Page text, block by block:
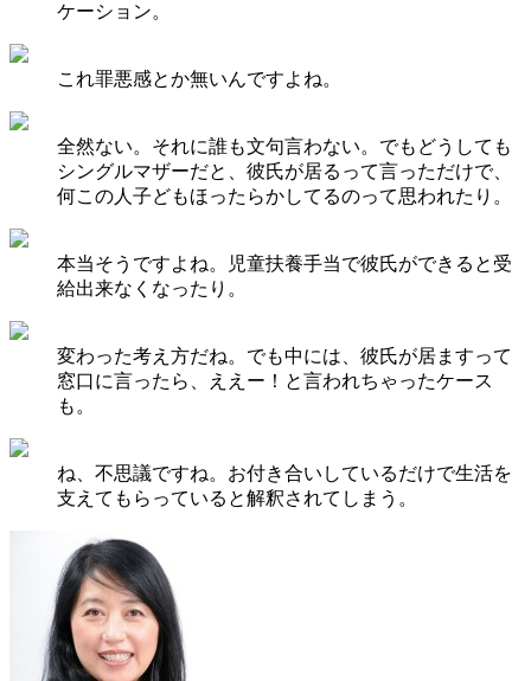
ケーション。
これ罪悪感とか無いんですよね。
全然ない。それに誰も文句言わない。でもどうしても
シングルマザーだと、彼氏が居るって言っただけで、
何この人子どもほったらかしてるのって思われたり。
本当そうですよね。児童扶養手当で彼氏ができると受
給出来なくなったり。
変わった考え方だね。でも中には、彼氏が居ますって
窓口に言ったら、ええー！と言われちゃったケース
も。
ね、不思議ですね。お付き合いしているだけで生活を
支えてもらっていると解釈されてしまう。